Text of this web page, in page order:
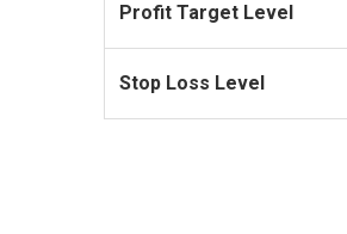
Profit Target Level
Stop Loss Level